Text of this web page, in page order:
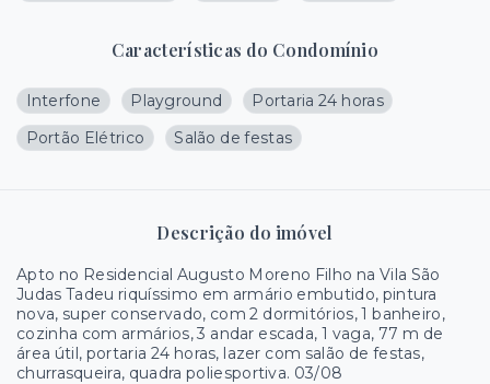
Características do Condomínio
Interfone Playground
Portaria 24 horas
Portão Elétrico
Salão de festas
Descrição do imóvel
Apto no Residencial Augusto Moreno Filho na Vila São
Judas Tadeu riquíssimo em armário embutido, pintura
nova, super conservado, com 2 dormitórios, 1 banheiro,
cozinha com armários, 3 andar escada, 1 vaga, 77 m de
área útil, portaria 24 horas, lazer com salão de festas,
churrasqueira, quadra poliesportiva. 03/08